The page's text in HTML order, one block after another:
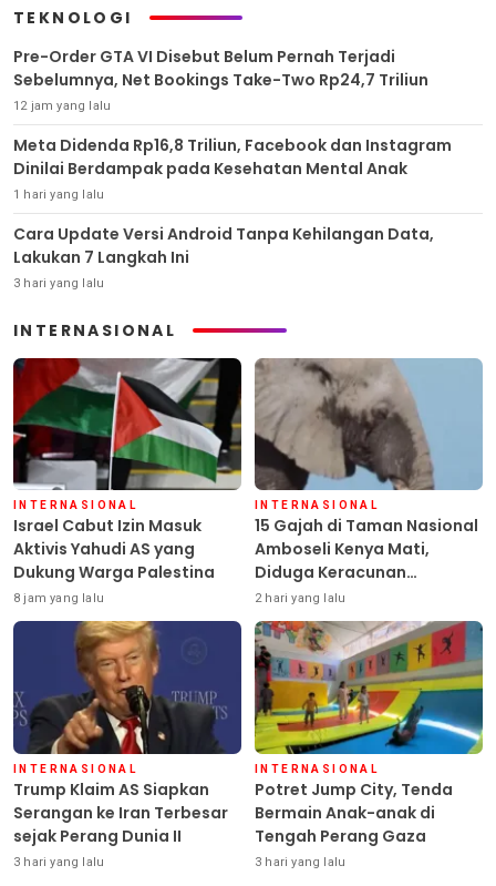
TEKNOLOGI
Pre-Order GTA VI Disebut Belum Pernah Terjadi
Sebelumnya, Net Bookings Take-Two Rp24,7 Triliun
12 jam yang lalu
Meta Didenda Rp16,8 Triliun, Facebook dan Instagram
Dinilai Berdampak pada Kesehatan Mental Anak
1 hari yang lalu
Cara Update Versi Android Tanpa Kehilangan Data,
Lakukan 7 Langkah Ini
3 hari yang lalu
INTERNASIONAL
INTERNASIONAL
Israel Cabut Izin Masuk
Aktivis Yahudi AS yang
Dukung Warga Palestina
8 jam yang lalu
INTERNASIONAL
15 Gajah di Taman Nasional
Amboseli Kenya Mati,
Diduga Keracunan
Pestisida
2 hari yang lalu
INTERNASIONAL
Trump Klaim AS Siapkan
Serangan ke Iran Terbesar
sejak Perang Dunia II
3 hari yang lalu
INTERNASIONAL
Potret Jump City, Tenda
Bermain Anak-anak di
Tengah Perang Gaza
3 hari yang lalu